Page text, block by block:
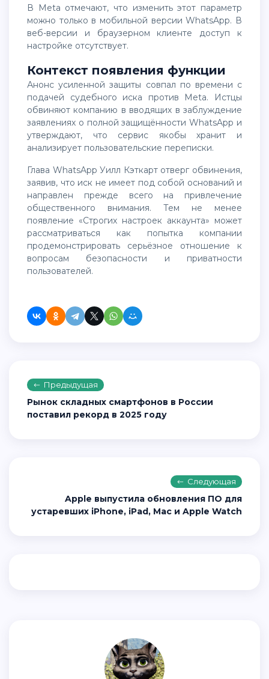
В Meta отмечают, что изменить этот параметр
можно только в мобильной версии WhatsApp. В
веб-версии и браузерном клиенте доступ к
настройке отсутствует.
Контекст появления функции
Анонс усиленной защиты совпал по времени с
подачей судебного иска против Meta. Истцы
обвиняют компанию в вводящих в заблуждение
заявлениях о полной защищённости WhatsApp и
утверждают, что сервис якобы хранит и
анализирует пользовательские переписки.
Глава WhatsApp Уилл Кэткарт отверг обвинения,
заявив, что иск не имеет под собой оснований и
направлен прежде всего на привлечение
общественного внимания. Тем не менее
появление «Строгих настроек аккаунта» может
рассматриваться как попытка компании
продемонстрировать серьёзное отношение к
вопросам безопасности и приватности
пользователей.
Предыдущая
Рынок складных смартфонов в России
поставил рекорд в 2025 году
Следующая
Apple выпустила обновления ПО для
устаревших iPhone, iPad, Mac и Apple Watch